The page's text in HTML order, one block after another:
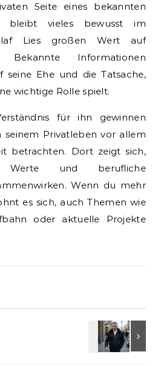
Seite eines bekannten
bleibt vieles bewusst im
Lies großen Wert auf
Bekannte Informationen
seine Ehe und die Tatsache,
wichtige Rolle spielt.
für ihn gewinnen
Privatleben vor allem
betrachten. Dort zeigt sich,
Werte und berufliche
Wenn du mehr
es sich, auch Themen wie
oder aktuelle Projekte